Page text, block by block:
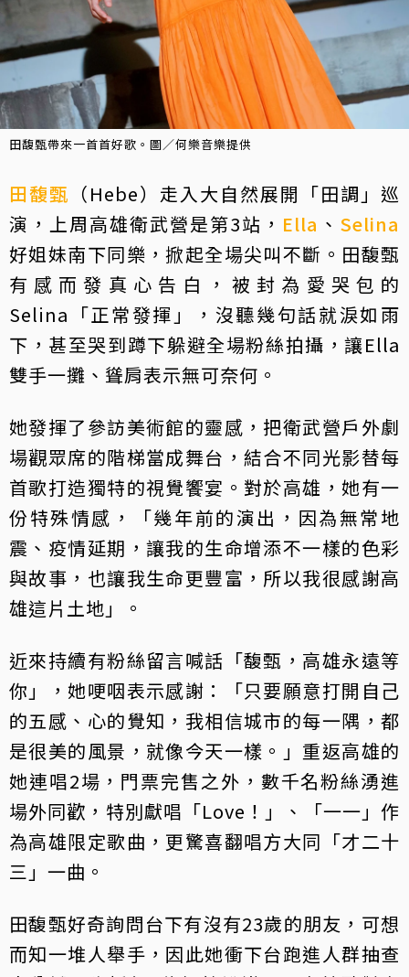
田馥甄帶來一首首好歌。圖／何樂音樂提供
田馥甄 （Hebe）走入大自然展開「田調」巡
演，上周高雄衛武營是第3站， Ella 、 Selina
好姐妹南下同樂，掀起全場尖叫不斷。田馥甄
有感而發真心告白，被封為愛哭包的
Selina「正常發揮」，沒聽幾句話就淚如雨
下，甚至哭到蹲下躲避全場粉絲拍攝，讓Ella
雙手一攤、聳肩表示無可奈何。
她發揮了參訪美術館的靈感，把衛武營戶外劇
場觀眾席的階梯當成舞台，結合不同光影替每
首歌打造獨特的視覺饗宴。對於高雄，她有一
份特殊情感，「幾年前的演出，因為無常地
震、疫情延期，讓我的生命增添不一樣的色彩
與故事，也讓我生命更豐富，所以我很感謝高
雄這片土地」。
近來持續有粉絲留言喊話「馥甄，高雄永遠等
你」，她哽咽表示感謝：「只要願意打開自己
的五感、心的覺知，我相信城市的每一隅，都
是很美的風景，就像今天一樣。」重返高雄的
她連唱2場，門票完售之外，數千名粉絲湧進
場外同歡，特別獻唱「Love！」、「一一」作
為高雄限定歌曲，更驚喜翻唱方大同「才二十
三」一曲。
田馥甄好奇詢問台下有沒有23歲的朋友，可想
而知一堆人舉手，因此她衝下台跑進人群抽查